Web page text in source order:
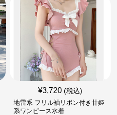
¥3,720 (税込)
地雷系 フリル袖リボン付き甘姫
系ワンピース水着